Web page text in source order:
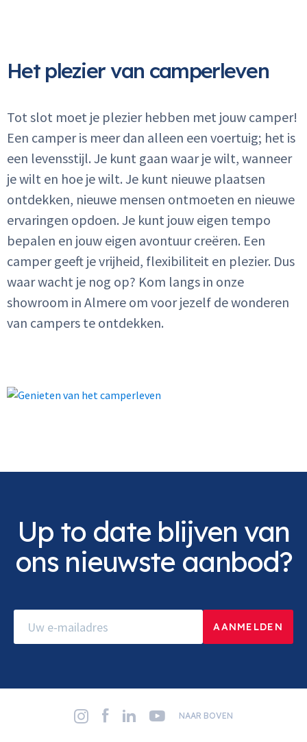
Het plezier van camperleven
Tot slot moet je plezier hebben met jouw camper!
Een camper is meer dan alleen een voertuig; het is
een levensstijl. Je kunt gaan waar je wilt, wanneer
je wilt en hoe je wilt. Je kunt nieuwe plaatsen
ontdekken, nieuwe mensen ontmoeten en nieuwe
ervaringen opdoen. Je kunt jouw eigen tempo
bepalen en jouw eigen avontuur creëren. Een
camper geeft je vrijheid, flexibiliteit en plezier. Dus
waar wacht je nog op? Kom langs in onze
showroom in Almere om voor jezelf de wonderen
van campers te ontdekken.
Up to date blijven van
ons nieuwste aanbod?
NAAR BOVEN